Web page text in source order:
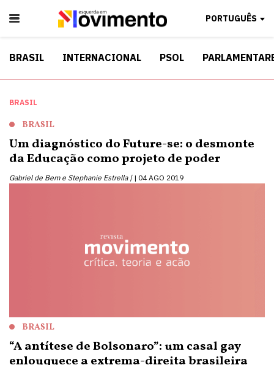
PORTUGUÊS
BRASIL INTERNACIONAL PSOL
BRASIL
BRASIL
Um diagnóstico do Future-se: o desmonte
da Educação como projeto de poder
Gabriel de Bem e Stephanie Estrella | 04 AGO 2019
BRASIL
“A antítese de Bolsonaro”: um casal gay